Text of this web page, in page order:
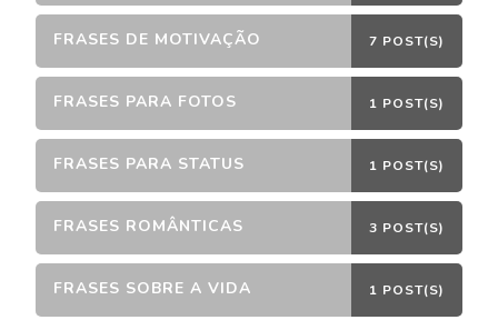
FRASES DE MOTIVAÇÃO 7 POST(S)
FRASES PARA FOTOS 1 POST(S)
FRASES PARA STATUS 1 POST(S)
FRASES ROMÂNTICAS 3 POST(S)
FRASES SOBRE A VIDA 1 POST(S)